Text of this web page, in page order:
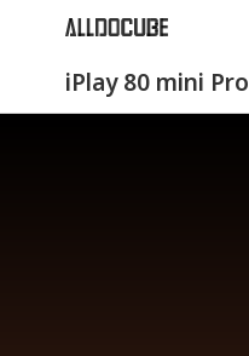
iPlay 80 mini Pro